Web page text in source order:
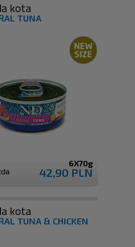
kota
TUNA
6X70g
42,90 PLN
kota
TUNA & CHICKEN